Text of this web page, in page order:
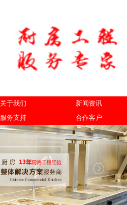
关于我们
新闻资讯
服务支持 合作客户